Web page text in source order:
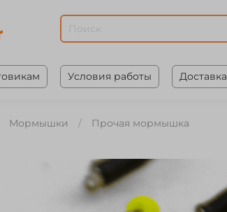
Условия работы Доставка
Мормышки Прочая мормышка